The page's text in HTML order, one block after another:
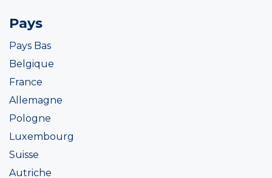
Pays
Pays Bas
Belgique
France
Allemagne
Pologne
Luxembourg
Suisse
Autriche